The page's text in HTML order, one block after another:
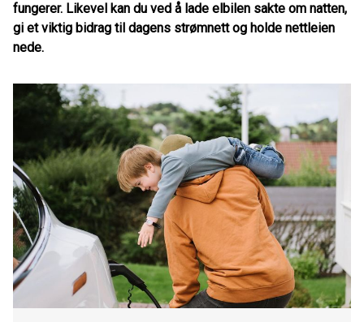
fungerer. Likevel kan du ved å lade elbilen sakte om natten,
gi et viktig bidrag til dagens strømnett og holde nettleien
nede.